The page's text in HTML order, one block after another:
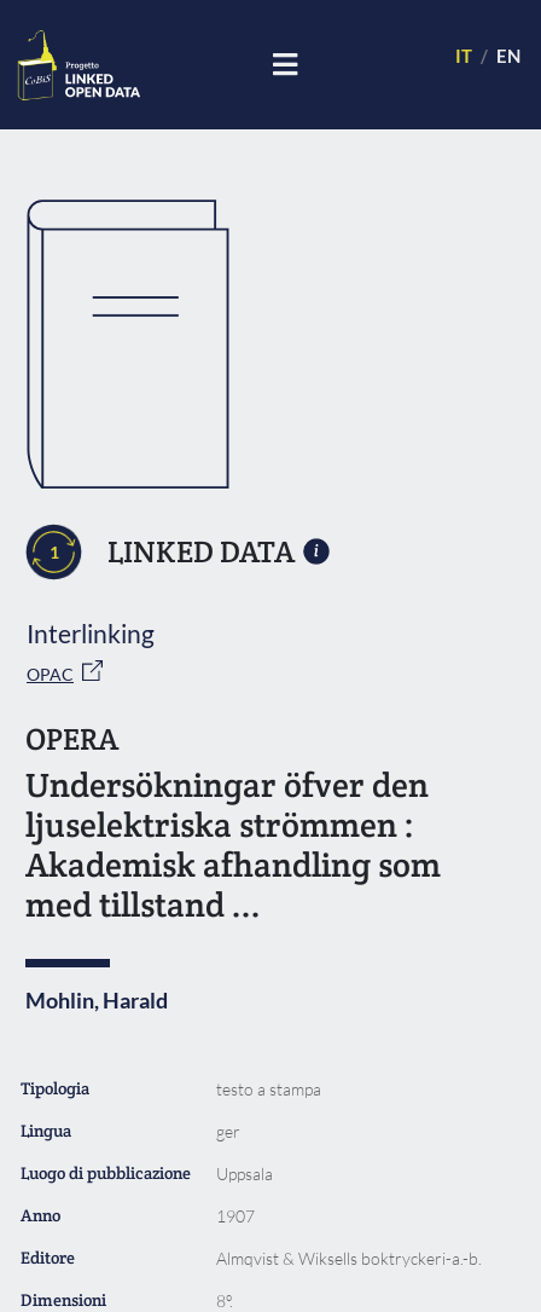
IT EN
1 LINKED DATA
Interlinking
OPAC
OPERA
Undersökningar öfver den
ljuselektriska strömmen :
Akademisk afhandling som
med tillstand ...
Mohlin, Harald
Tipologia testo a stampa
Lingua ger
Luogo di pubblicazione Uppsala
Anno 1907
Editore Almqvist & Wiksells boktryckeri-a.-b.
Dimensioni 8º.